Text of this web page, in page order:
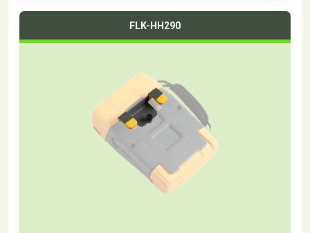
FLK-HH290